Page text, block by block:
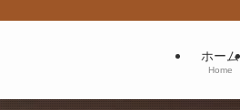
ホーム
Home